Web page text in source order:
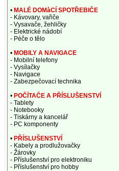
• MALÉ DOMàCÍ SPOTŘEBIČE
- Kávovary, vařiče
- Vysavače, žehličky
- Elektrické nádobí
- Péče o tělo
• MOBILY A NAVIGACE
- Mobilní telefony
- Vysílačky
- Navigace
- Zabezpečovací technika
• POČÍTAČE A PŘÍSLUŠENSTVÍ
- Tablety
- Notebooky
- Tiskárny a kancelář
- PC komponenty
• PŘÍSLUŠENSTVÍ
- Kabely a prodlužovačky
- Žárovky
- Příslušenství pro elektroniku
- Příslušenství pro hobby